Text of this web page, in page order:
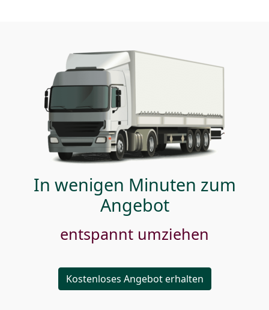
In wenigen Minuten zum
Angebot
entspannt umziehen
Kostenloses Angebot erhalten